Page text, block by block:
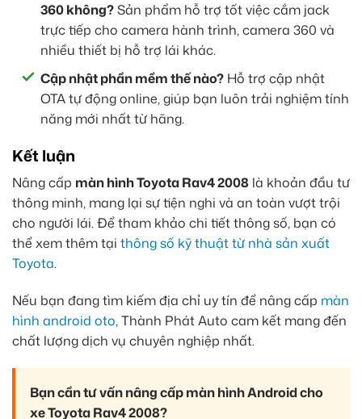
360 không?Sản phẩm hỗ trợ tốt việc cắm jack
trực tiếp cho camera hành trình, camera 360 và
nhiều thiết bị hỗ trợ lái khác.
Cập nhật phần mềm thế nào? Hỗ trợ cập nhật
OTA tự động online, giúp bạn luôn trải nghiệm tính
năng mới nhất từ hãng.
Kết luận
Nâng cấp màn hình Toyota Rav4 2008 là khoản đầu tư
thông minh, mang lại sự tiện nghi và an toàn vượt trội
cho người lái. Để tham khảo chi tiết thông số, bạn có
thể xem thêm tại thông số kỹ thuật từ nhà sản xuất
Toyota.
Nếu bạn đang tìm kiếm địa chỉ uy tín để nâng cấp màn
hình android oto, Thành Phát Auto cam kết mang đến
chất lượng dịch vụ chuyên nghiệp nhất.
Bạn cần tư vấn nâng cấp màn hình Android cho
xe Toyota Rav4 2008?